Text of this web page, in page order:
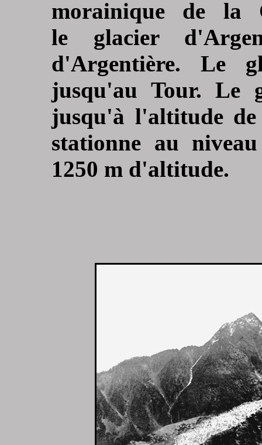
morainique de la
le glacier
d'Argentière. Le
jusqu'au Tour. Le
jusqu'à l'altitude de
stationne au
1250 m d'altitude.